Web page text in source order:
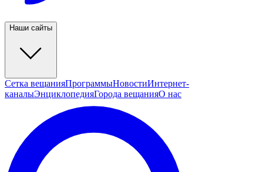
Наши сайты
Сетка вещанияПрограммыНовостиИнтернет-
каналыЭнциклопедияГорода вещанияО нас